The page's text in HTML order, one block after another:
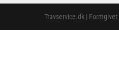
Travservice.dk |